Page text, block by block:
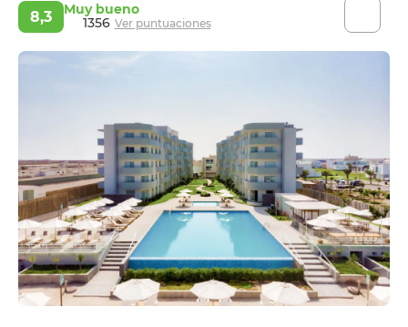
8,3
Muy bueno
1356 Ver puntuaciones